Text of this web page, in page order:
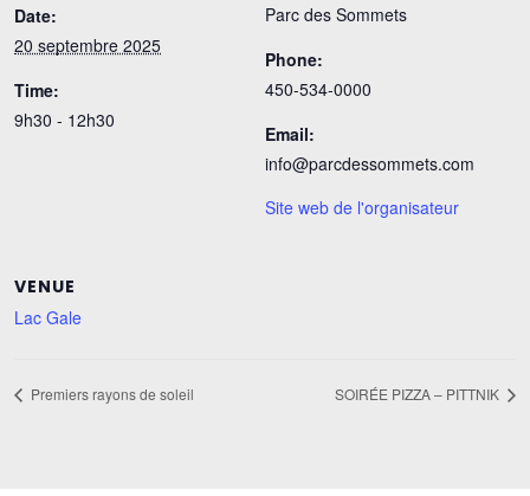
Date:
20 septembre 2025
Time:
9h30 - 12h30
Parc des Sommets
Phone:
450-534-0000
Email:
info@parcdessommets.com
Site web de l'organisateur
VENUE
Lac Gale
Premiers rayons de soleil SOIRÉE PIZZA – PITTNIK